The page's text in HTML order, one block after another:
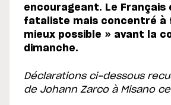
encourageant. Le Français
fataliste mais concentré à
mieux possible » avant la
dimanche.
Déclarations ci-dessous
de Johann Zarco à Misano